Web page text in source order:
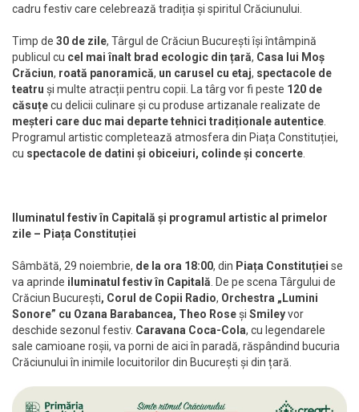
cadru festiv care celebrează tradiția și spiritul Crăciunului.
Timp de 30 de zile, Târgul de Crăciun București își întâmpină
publicul cu cel mai înalt brad ecologic din țară, Casa lui Moș
Crăciun, roată panoramică, un carusel cu etaj, spectacole de
teatru și multe atracții pentru copii. La târg vor fi peste 120 de
căsuțecu delicii culinare și cu produse artizanale realizate de
meșteri care duc mai departe tehnici tradiționale autentice
Programul artistic completează atmosfera din Piața Constituției,
cu spectacole de datini și obiceiuri, colinde și concerte
Iluminatul festiv în Capitală și programul artistic al primelor
zile – Piața Constituției
Sâmbătă, 29 noiembrie, de la ora 18:00, din Piața Constituției se
va aprinde iluminatul festiv în Capitală . De pe scena Târgului de
Crăciun București, Corul de Copii Radio, Orchestra „Lumini
Sonore” cu Ozana Barabancea, Theo Roseși Smileyvor
deschide sezonul festiv. Caravana Coca-Cola, cu legendarele
sale camioane roșii, va porni de aici în paradă, răspândind bucuria
Crăciunului în inimile locuitorilor din București și din țară.